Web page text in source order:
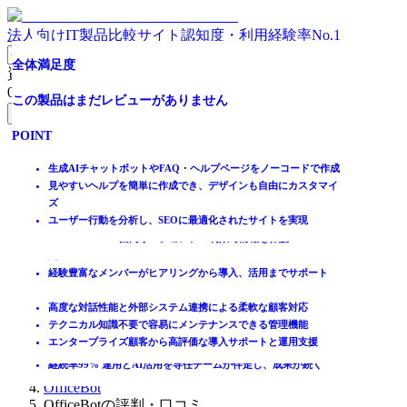
法人向けIT製品比較サイト 認知度・利用経験率No.1
資料請求リスト
0件
製品を探す
ランキングから探す
記事を読む
はじめての方へ
掲載について
イベントでリード獲得
動画で学ぶ
IT製品比較TOP
WEB
チャットボット
OfficeBot
“知りたい”を即解決、チャットボットの“探せない”をゼロ
★★★★★
「探す」から「話す」へ。最強の検索力で答えに導くAIチャット
チャット・フォームと組み合わせて“最適な窓口”に自動誘導
継続率99% 運用とAI活用を専任チームが伴走し、成果が続く
高精度かつメンテナンス性能が高いAIチャットボット
全体満足度
☆☆☆☆☆
POINT
高度な対話性能と外部システム連携による柔軟な顧客対応
テクニカル知識不要で容易にメンテナンスできる管理機能
エンタープライズ顧客から高評価な導入サポートと運用支援
AIで社内外の問い合わせ自動化と顧客体験の向上を両立！
全体満足度
この製品はまだレビューがありません
POINT
自然な会話でAIが24時間365日いつでも回答！回答率も99.9%以
上
経験豊富なメンバーがヒアリングから導入、活用までサポート
全体満足度
この製品はまだレビューがありません
POINT
既存のチャットツールに組み込めるヘルプデスク
FAQ生成・メンテナンスを自動化する「自走型」運用
問い合わせ受付から処理・対応までをワンストップで対応
直感的な操作、わずか5分で作成可能な AIチャットボット​
全体満足度
この製品はまだレビューがありません
POINT
AIチャットボットがユーザーからの問い合わせに自動回答
トップページのURLを指定すれば全ページを回答の参照情報に
全体満足度
この製品はまだレビューがありません
POINT
チャネル横断の一元管理で、対応品質と効率の最大化が実現
ルールが柔軟に設定でき、自動で担当者の割り当てが可能
だれでもプロ同様の対応ができる！AIの力で対応品質をレベルUP
問い合わせ対応工数を大幅に削減可能なAIチャットボット
全体満足度
この製品はまだレビューがありません
POINT
社内資料やURLを登録するだけで根拠付きの回答を生成
Slack・Teams・SharePoint・GoogleDriveなどと連携可能
全体満足度
この製品はまだレビューがありません
POINT
生成AIチャットボットやFAQ・ヘルプページをノーコードで作成
見やすいヘルプを簡単に作成でき、デザインも自由にカスタマイ
ズ
ユーザー行動を分析し、SEOに最適化されたサイトを実現